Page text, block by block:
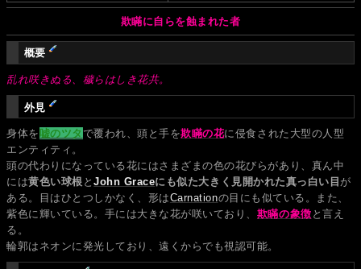
欺瞞に自らを蝕まれた者
概要
乱れ咲きぬる、穢らはしき花共。
外見
身体を 嘘のツタ で覆われ、頭と手を欺瞞の花に侵食された大型の人型
エンティティ。
頭の代わりになっている花にはさまざまの色の花びらがあり、真ん中
には黄色い球根 とJohn Graceにも似た大きく見開かれた真っ白い目 が
ある。目はひとつしかなく、形はCarnationの目にも似ている。また、
紫色に輝いている。手には大きな花が咲いており、 欺瞞の象徴 と言え
る。
輪郭はネオンに発光しており、遠くからでも視認可能。